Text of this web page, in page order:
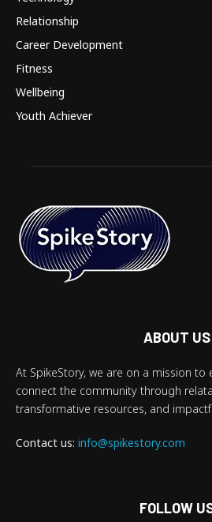
Relationship
Career Development
Fitness
Wellbeing
Youth Achiever
ABOUT US
At SpikeStory, we are on a mission to
connect the community through
transformative resources, and
Contact us: info@spikestory.com
FOLLOW